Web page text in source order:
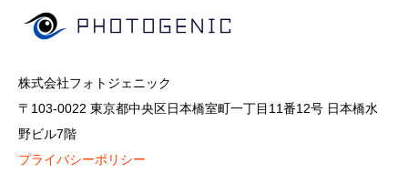
株式会社フォトジェニック
〒103-0022 東京都中央区日本橋室町一丁目11番12号 日本橋水
野ビル7階
プライバシーポリシー